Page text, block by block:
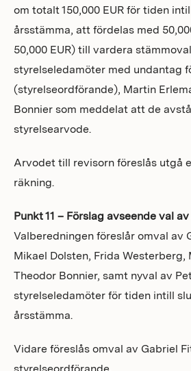
om totalt 150,000 EUR för tiden
årsstämma, att fördelas med
50,000 EUR) till vardera
styrelseledamöter med undantag
(styrelseordförande), Martin
Bonnier som meddelat att de
styrelsearvode.
Arvodet till revisorn föreslås utgå
räkning.
Punkt 11 – Förslag avseende val
Valberedningen föreslår omval av
Mikael Dolsten, Frida Westerberg,
Theodor Bonnier, samt nyval av
styrelseledamöter för tiden intill
årsstämma.
Vidare föreslås omval av Gabriel